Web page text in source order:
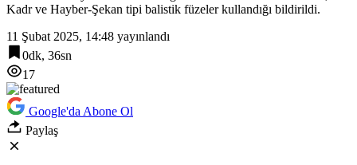
Kadr ve Hayber-Şekan tipi balistik füzeler kullandığı bildirildi.
11 Şubat 2025, 14:48 yayınlandı
0dk, 36sn
17
Google'da Abone Ol
Paylaş